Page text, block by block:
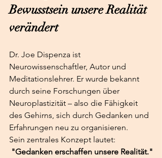
Bewusstsein unsere Realität
verändert
Dr. Joe Dispenza ist
Neurowissenschaftler, Autor und
Meditationslehrer. Er wurde bekannt
durch seine Forschungen über
Neuroplastizität – also die Fähigkeit
des Gehirns, sich durch Gedanken und
Erfahrungen neu zu organisieren.
Sein zentrales Konzept lautet:
"Gedanken erschaffen unsere Realität."